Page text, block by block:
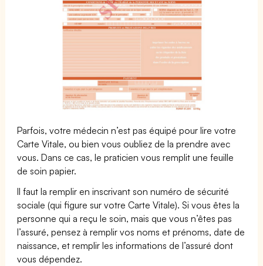
Parfois, votre médecin n’est pas équipé pour lire votre
Carte Vitale, ou bien vous oubliez de la prendre avec
vous. Dans ce cas, le praticien vous remplit une feuille
de soin papier.
Il faut la remplir en inscrivant son numéro de sécurité
sociale (qui figure sur votre Carte Vitale). Si vous êtes la
personne qui a reçu le soin, mais que vous n’êtes pas
l’assuré, pensez à remplir vos noms et prénoms, date de
naissance, et remplir les informations de l’assuré dont
vous dépendez.